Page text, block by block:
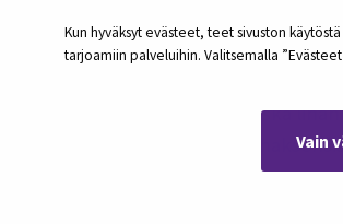
Kun hyväksyt evästeet, teet sivuston
tarjoamiin palveluihin. Valitsemalla
Vain
riittävästi lihaksen sisältä, koska
realiteetteihin eli silavan ja
vähenemään. Ja näin on tehty:
ajan. Tässä on toimittu ihan